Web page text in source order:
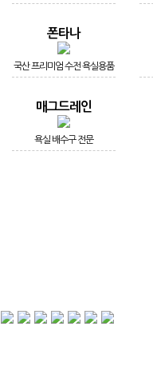
폰타나
국산 프리미엄 수전 욕실용품
매그드레인
욕실 배수구 전문